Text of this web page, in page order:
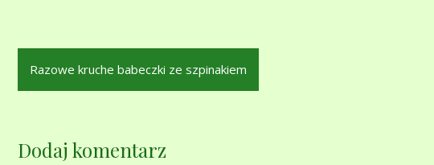
Nawigacja
wpisu
Razowe kruche babeczki ze szpinakiem
Dodaj komentarz